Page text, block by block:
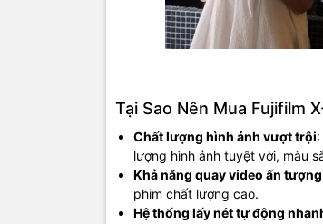
Tại Sao Nên Mua Fujifilm
Chất lượng hình ảnh vượt trội
lượng hình ảnh tuyệt vời, màu
Khả năng quay video ấn tượng
phim chất lượng cao.
Hệ thống lấy nét tự động